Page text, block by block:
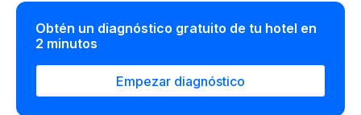
Obtén un diagnóstico gratuito de tu hotel en
2 minutos
Empezar diagnóstico